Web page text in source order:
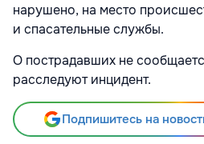
нарушено, на место
и спасательные службы.
О пострадавших не
расследуют инцидент.
Подпишитесь на